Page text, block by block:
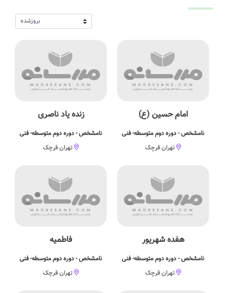
امام حسین (ع)
نامشخص - دوره دوم متوسطه- فنی
تهران قرچک
زنده یاد ناصری
نامشخص - دوره دوم متوسطه- فنی
تهران قرچک
هفده شهریور
نامشخص - دوره دوم متوسطه- فنی
تهران قرچک
فاطمیه
نامشخص - دوره دوم متوسطه- فنی
تهران قرچک